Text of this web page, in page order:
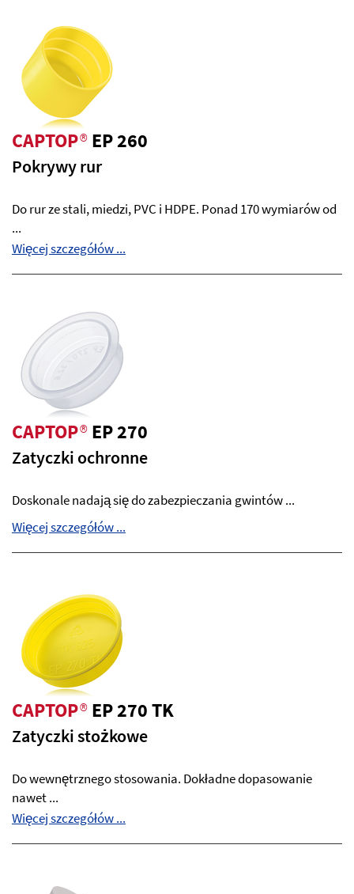
CAPTOP®EP 260
Pokrywy rur
Do rur ze stali, miedzi, PVC i HDPE. Ponad 170 wymiarów od
...
Więcej szczegółów ...
CAPTOP®EP 270
Zatyczki ochronne
Doskonale nadają się do zabezpieczania gwintów ...
Więcej szczegółów ...
CAPTOP®EP 270 TK
Zatyczki stożkowe
Do wewnętrznego stosowania. Dokładne dopasowanie
nawet ...
Więcej szczegółów ...